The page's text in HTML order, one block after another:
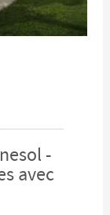
-
avec